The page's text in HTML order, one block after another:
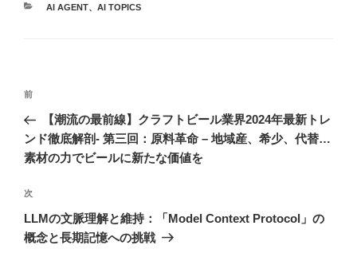
カ
AI AGENT、 AI TOPICS
投
ナ
ビ
ー
シ
ョ
前
の
投
稿
前
【潮流の最前線】クラフトビール業界2024年最新トレ
ンド徹底解剖- 第三回：原料革命 – 地域産、希少、代替…
素材の力でビールに新たな価値を
次
の
投
次
LLMの文脈理解と維持：「Model Context Protocol」の
概念と長期記憶への挑戦